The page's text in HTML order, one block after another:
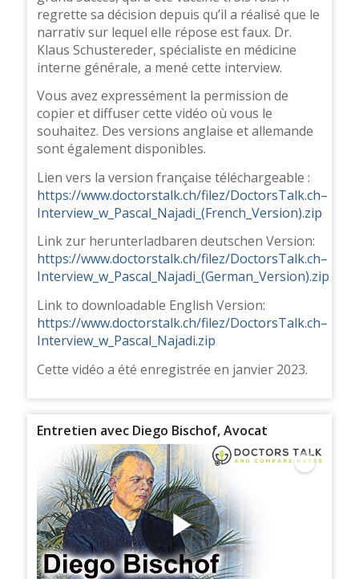
regrette sa décision depuis qu’il a réalisé que le
narrativ sur lequel elle répose est faux. Dr.
Klaus Schustereder, spécialiste en médicine
interne générale, a mené cette interview.
Vous avez expressément la permission de
copier et diffuser cette vidéo où vous le
souhaitez. Des versions anglaise et allemande
sont également disponibles.
Lien vers la version française téléchargeable :
https://www.doctorstalk.ch/filez/DoctorsTalk.ch–
Interview_w_Pascal_Najadi_(French_Version).zip
Link zur herunterladbaren deutschen Version:
https://www.doctorstalk.ch/filez/DoctorsTalk.ch–
Interview_w_Pascal_Najadi_(German_Version).zip
Link to downloadable English Version:
https://www.doctorstalk.ch/filez/DoctorsTalk.ch–
Interview_w_Pascal_Najadi.zip
Cette vidéo a été enregistrée en janvier 2023.
Entretien avec Diego Bischof, Avocat